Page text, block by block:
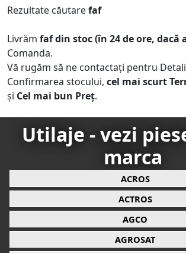
Rezultate căutarefaf
Livrăm fafdin stoc (în 24 de ore, dacă
Comanda.
Vă rugăm să ne contactați pentru
Confirmarea stocului, cel mai scurt
și Cel mai bun Preț.
Utilaje - vezi
marca
ACROS
ACTROS
AGCO
AGROSAT